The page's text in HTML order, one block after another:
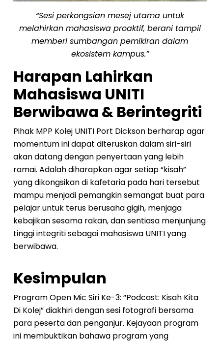
“Sesi perkongsian mesej utama untuk
melahirkan mahasiswa proaktif, berani tampil
memberi sumbangan pemikiran dalam
ekosistem kampus.”
Harapan Lahirkan
Mahasiswa UNITI
Berwibawa & Berintegriti
Pihak MPP Kolej UNITI Port Dickson berharap agar
momentum ini dapat diteruskan dalam siri-siri
akan datang dengan penyertaan yang lebih
ramai. Adalah diharapkan agar setiap “kisah”
yang dikongsikan di kafetaria pada hari tersebut
mampu menjadi pemangkin semangat buat para
pelajar untuk terus berusaha gigih, menjaga
kebajikan sesama rakan, dan sentiasa menjunjung
tinggi integriti sebagai mahasiswa UNITI yang
berwibawa.
Kesimpulan
Program Open Mic Siri Ke-3: “Podcast: Kisah Kita
Di Kolej” diakhiri dengan sesi fotografi bersama
para peserta dan penganjur. Kejayaan program
ini membuktikan bahawa program yang